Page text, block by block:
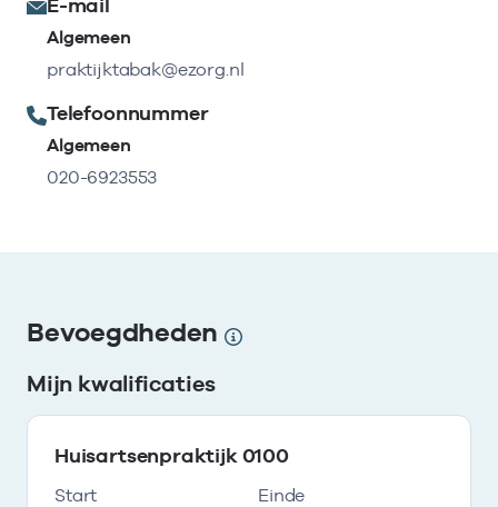
E-mail
Algemeen
praktijktabak@ezorg.nl
Telefoonnummer
Algemeen
020-6923553
Bevoegdheden
Mijn kwalificaties
Huisartsenpraktijk 0100
Start
Einde